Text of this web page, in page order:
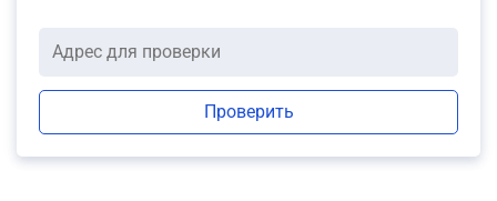
Проверить